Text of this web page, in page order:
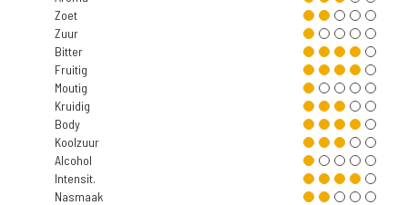
Zoet
Zuur
Bitter
Fruitig
Moutig
Kruidig
Body
Koolzuur
Alcohol
Intensit.
Nasmaak